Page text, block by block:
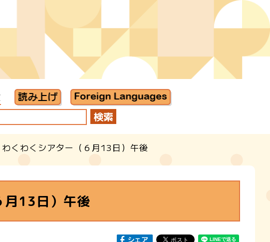
くわくシアター（６月13日）午後
13日）午後